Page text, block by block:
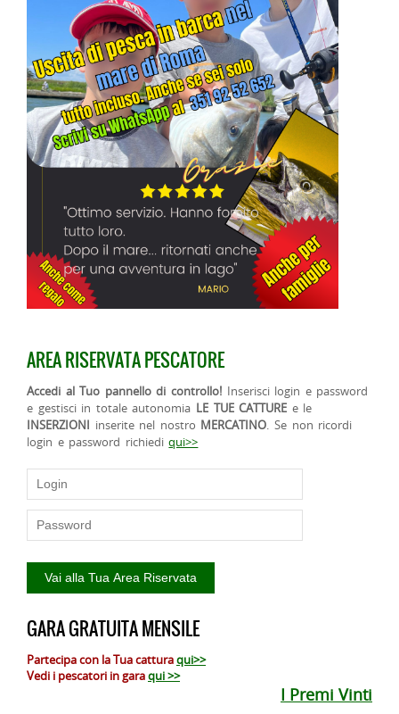
AREA RISERVATA PESCATORE
Accedi al Tuo pannello di controllo! Inserisci login e password
e gestisci in totale autonomia LE TUE CATTURE e le
INSERZIONI inserite nel nostro MERCATINO. Se non ricordi
login e password richiediqui>>
GARA GRATUITA MENSILE
Partecipa con la Tua catturaqui>>
Vedi i pescatori in garaqui >>
I Premi Vinti